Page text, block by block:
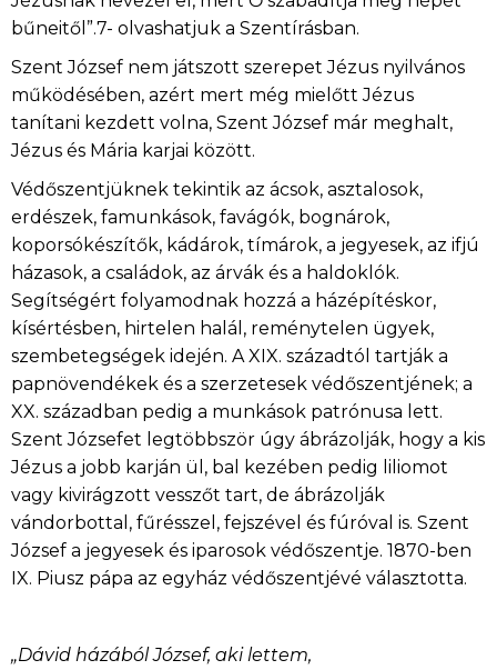
bűneitől”.7- olvashatjuk a Szentírásban.
Szent József nem játszott szerepet Jézus nyilvános
működésében, azért mert még mielőtt Jézus
tanítani kezdett volna, Szent József már meghalt,
Jézus és Mária karjai között.
Védőszentjüknek tekintik az ácsok, asztalosok,
erdészek, famunkások, favágók, bognárok,
koporsókészítők, kádárok, tímárok, a jegyesek, az ifjú
házasok, a családok, az árvák és a haldoklók.
Segítségért folyamodnak hozzá a házépítéskor,
kísértésben, hirtelen halál, reménytelen ügyek,
szembetegségek idején. A XIX. századtól tartják a
papnövendékek és a szerzetesek védőszentjének; a
XX. században pedig a munkások patrónusa lett.
Szent Józsefet legtöbbször úgy ábrázolják, hogy a kis
Jézus a jobb karján ül, bal kezében pedig liliomot
vagy kivirágzott vesszőt tart, de ábrázolják
vándorbottal, fűrésszel, fejszével és fúróval is. Szent
József a jegyesek és iparosok védőszentje. 1870-ben
IX. Piusz pápa az egyház védőszentjévé választotta.
„Dávid házából József, aki lettem,